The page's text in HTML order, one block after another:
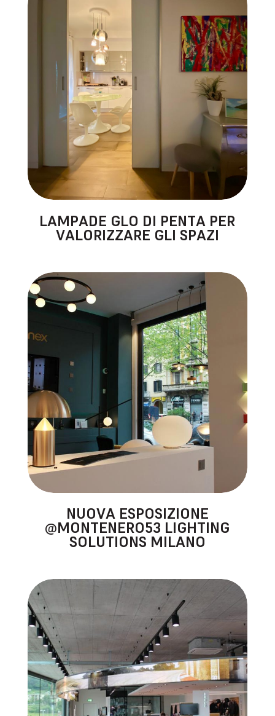
LAMPADE GLO DI PENTA PER
VALORIZZARE GLI SPAZI
NUOVA ESPOSIZIONE
@MONTENERO53 LIGHTING
SOLUTIONS MILANO